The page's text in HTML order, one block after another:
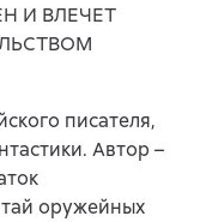
И ВЛЕЧЕТ
писателя,
Автор –
оружейных